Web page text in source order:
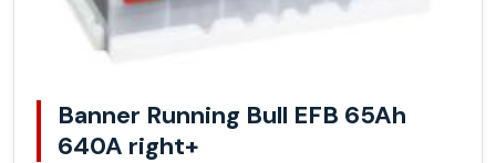
Banner Running Bull EFB 65Ah
640A right+